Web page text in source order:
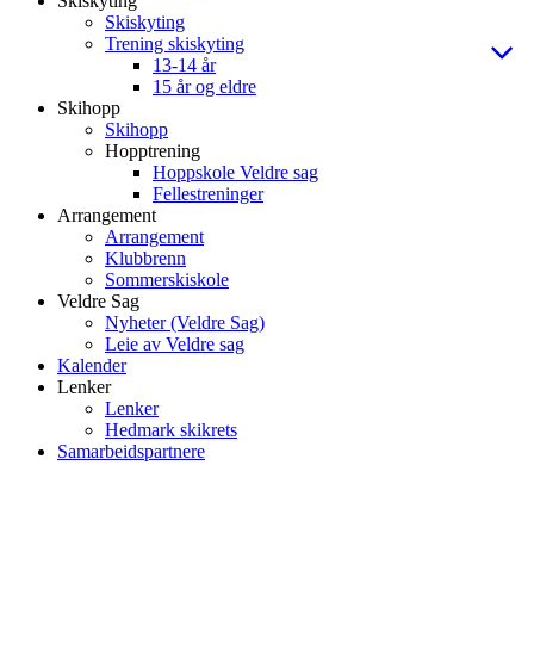
Skiskyting
Trening skiskyting
13-14 år
15 år og eldre
Skihopp
Skihopp
Hopptrening
Hoppskole Veldre sag
Fellestreninger
Arrangement
Arrangement
Klubbrenn
Sommerskiskole
Veldre Sag
Nyheter (Veldre Sag)
Leie av Veldre sag
Kalender
Lenker
Lenker
Hedmark skikrets
Samarbeidspartnere